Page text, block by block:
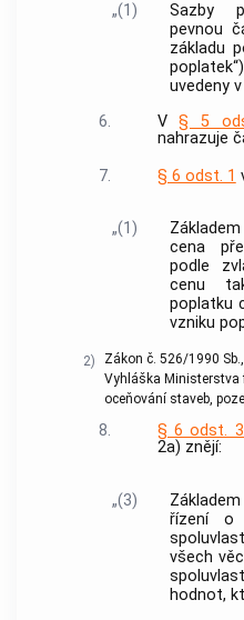
„(1)
Sazby
pevnou
základu
uvedeny v
6.
V§ 5
nahrazuje
7.
§ 6 odst. 1
„(1)
cena
podle
cenu
poplatku
vzniku
2)
Zákon č. 526/1990
Vyhláška Ministerstva
oceňování staveb,
8. § 6 odst.
2a) znějí:
„(3)
řízení o
všech
hodnot,